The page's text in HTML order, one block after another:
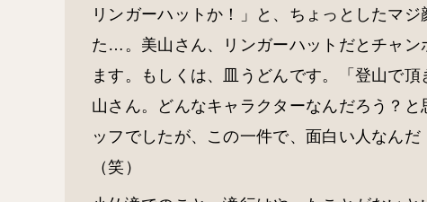
リンガーハットか！」と、ちょっとしたマジ
た…。美山さん、リンガーハットだとチャン
ます。もしくは、皿うどんです。「登山で頂
山さん。どんなキャラクターなんだろう？と
ッフでしたが、この一件で、面白い人なんだ
（笑）